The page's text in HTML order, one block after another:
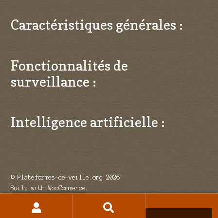
Caractéristiques générales :
Fonctionnalités de
surveillance :
Intelligence artificielle :
© Plateformes-de-veille.org 2026
Built with WooCommerce
Recherche